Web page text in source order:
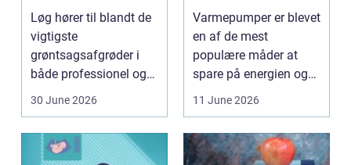
løgavl
Løg hører til blandt de
vigtigste
grøntsagsafgrøder i
både professionel og
hobbybaseret
30 June 2026
rigtige løsning
Varmepumper er blevet
en af de mest
populære måder at
spare på energien og
få et bedre indeklima
11 June 2026